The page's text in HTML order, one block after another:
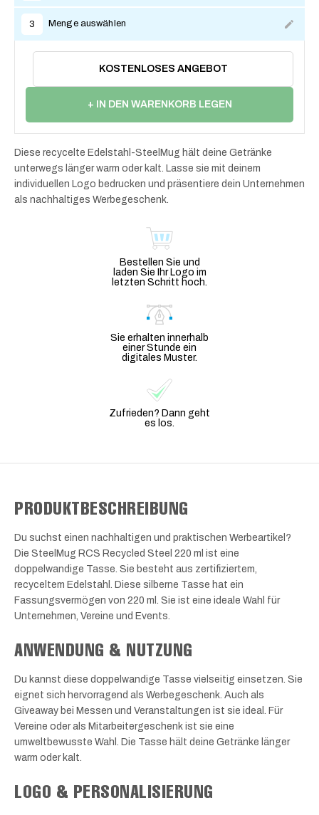
3 Menge auswählen
KOSTENLOSES ANGEBOT
+ IN DEN WARENKORB LEGEN
Diese recycelte Edelstahl-SteelMug hält deine Getränke
unterwegs länger warm oder kalt. Lasse sie mit deinem
individuellen Logo bedrucken und präsentiere dein Unternehmen
als nachhaltiges Werbegeschenk.
Bestellen Sie und
laden Sie Ihr Logo im
letzten Schritt hoch.
Sie erhalten innerhalb
einer Stunde ein
digitales Muster.
Zufrieden? Dann geht
es los.
PRODUKTBESCHREIBUNG
Du suchst einen nachhaltigen und praktischen Werbeartikel?
Die SteelMug RCS Recycled Steel 220 ml ist eine
doppelwandige Tasse. Sie besteht aus zertifiziertem,
recyceltem Edelstahl. Diese silberne Tasse hat ein
Fassungsvermögen von 220 ml. Sie ist eine ideale Wahl für
Unternehmen, Vereine und Events.
ANWENDUNG & NUTZUNG
Du kannst diese doppelwandige Tasse vielseitig einsetzen. Sie
eignet sich hervorragend als Werbegeschenk. Auch als
Giveaway bei Messen und Veranstaltungen ist sie ideal. Für
Vereine oder als Mitarbeitergeschenk ist sie eine
umweltbewusste Wahl. Die Tasse hält deine Getränke länger
warm oder kalt.
LOGO & PERSONALISIERUNG